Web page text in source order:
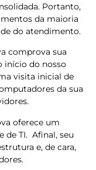
Portanto,
da maioria
do atendimento.
comprova sua
início do nosso
visita inicial de
da sua
oferece um
de TI. Afinal, seu
e, de cara,